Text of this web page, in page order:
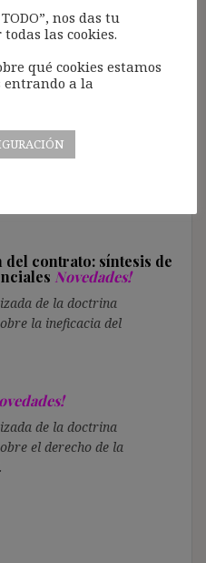
las contratas, cesión
de empresa.
de las condiciones
reducción de jornada y
criterios
de la doctrina
contrato: síntesis de
Novedades!
de la doctrina
la ineficacia del
de la doctrina
el derecho de la
nos das tu
las cookies.
qué cookies estamos
a la